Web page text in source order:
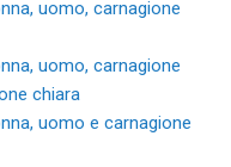
uomo, carnagione
uomo, carnagione
chiara
uomo e carnagione